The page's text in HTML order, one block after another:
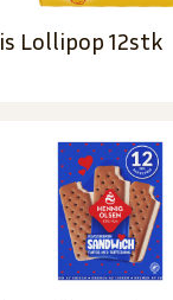
Lollipop 12stk